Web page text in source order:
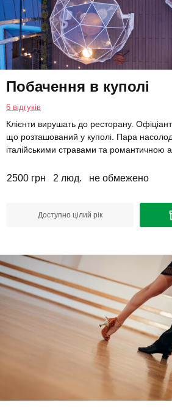
Побачення в куполі
6 відгуків
Клієнти вирушать до ресторану.
що розташований у куполі. Пара
італійськими стравами та
2500 грн 2 люд. не обмежено
Доступно цілий рік